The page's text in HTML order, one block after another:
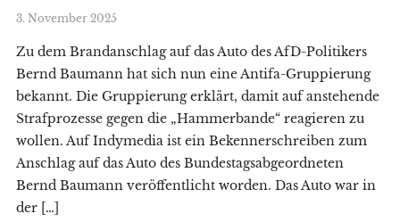
3. November 2025
Zu dem Brandanschlag auf das Auto des AfD-Politikers
Bernd Baumann hat sich nun eine Antifa-Gruppierung
bekannt. Die Gruppierung erklärt, damit auf anstehende
Strafprozesse gegen die „Hammerbande“ reagieren zu
wollen. Auf Indymedia ist ein Bekennerschreiben zum
Anschlag auf das Auto des Bundestagsabgeordneten
Bernd Baumann veröffentlicht worden. Das Auto war in
der […]